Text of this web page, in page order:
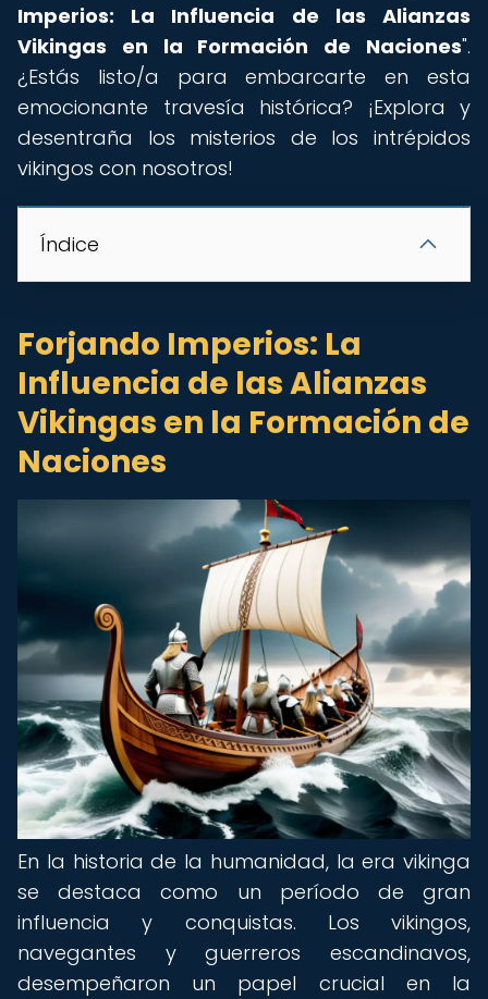
Imperios: La Influencia de las Alianzas
Vikingas en la Formación de Naciones".
¿Estás listo/a para embarcarte en esta
emocionante travesía histórica? ¡Explora y
desentraña los misterios de los intrépidos
vikingos con nosotros!
Índice
Forjando Imperios: La
Influencia de las Alianzas
Vikingas en la Formación de
Naciones
En la historia de la humanidad, la era vikinga
se destaca como un período de gran
influencia y conquistas. Los vikingos,
navegantes y guerreros escandinavos,
desempeñaron un papel crucial en la